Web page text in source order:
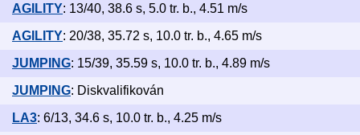
AGILITY: 13/40, 38.6 s, 5.0 tr. b., 4.51 m/s
AGILITY: 20/38, 35.72 s, 10.0 tr. b., 4.65 m/s
JUMPING: 15/39, 35.59 s, 10.0 tr. b., 4.89 m/s
JUMPING: Diskvalifikován
LA3: 6/13, 34.6 s, 10.0 tr. b., 4.25 m/s